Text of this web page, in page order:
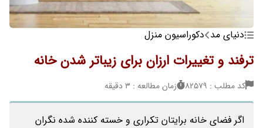
دنیای مد دکوراسیون منزل
ترفند و تغییرات ارزان برای زیباتر شدن خانه
کد مطلب : 82579 زمان مطالعه : 3 دقیقه
اگر فضای خانه برایتان تکراری و خسته کننده شده نگران